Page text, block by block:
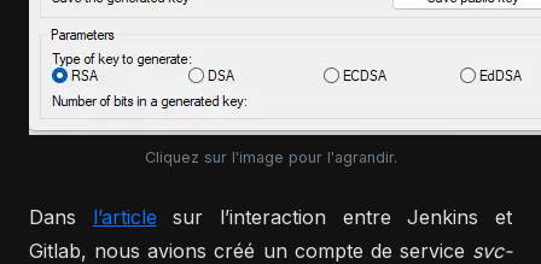
Cliquez sur l'image pour l'agrandir.
Dans l’article sur l’interaction entre Jenkins et
Gitlab, nous avions créé un compte de service svc-